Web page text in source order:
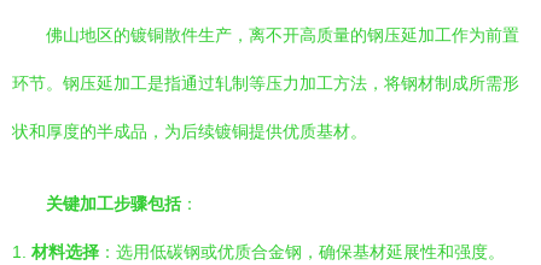
佛山地区的镀铜散件生产，离不开高质量的钢压延加工作为前置
环节。钢压延加工是指通过轧制等压力加工方法，将钢材制成所需形
状和厚度的半成品，为后续镀铜提供优质基材。
关键加工步骤包括 ：
1. 材料选择 ：选用低碳钢或优质合金钢，确保基材延展性和强度。